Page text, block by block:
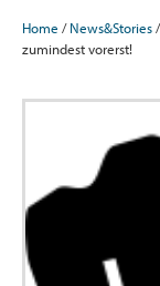
Home /News&Stories
zumindest vorerst!